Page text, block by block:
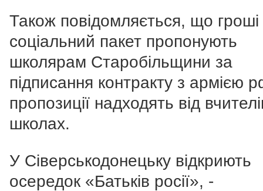
Також повідомляється, що гроші
соціальний пакет пропонують
школярам Старобільщини за
підписання контракту з армією
пропозиції надходять від
школах.
У Сіверськодонецьку відкриють
осередок «Батьків росії», -